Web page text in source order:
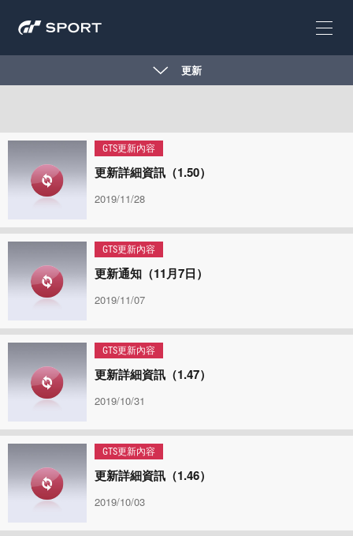
更新
GTS更新內容
更新詳細資訊（1.50）
2019/11/28
GTS更新內容
更新通知（11月7日）
2019/11/07
GTS更新內容
更新詳細資訊（1.47）
2019/10/31
GTS更新內容
更新詳細資訊（1.46）
2019/10/03